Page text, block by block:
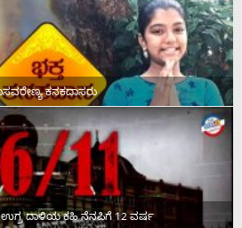
ಕನಕದಾಸರು
ಉಗ್ರ ದಾಳಿಯ ಕಹಿ ನೆನಪಿಗೆ 12 ವರ್ಷ